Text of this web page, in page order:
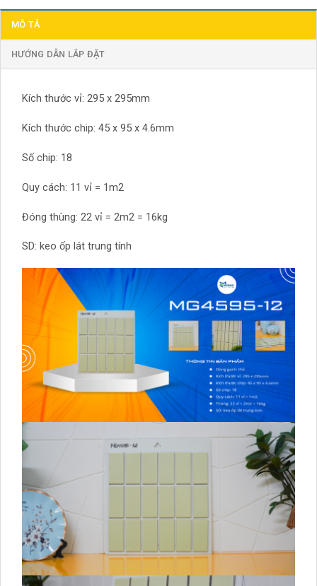
MÔ TẢ
HƯỚNG DẪN LẮP ĐẶT
Kích thước vỉ: 295 x 295mm
Kích thước chip: 45 x 95 x 4.6mm
Số chip: 18
Quy cách: 11 vỉ = 1m2
Đóng thùng: 22 vỉ = 2m2 = 16kg
SD: keo ốp lát trung tính